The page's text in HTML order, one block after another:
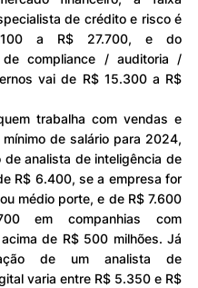
de crédito e risco é
a R$ 27.700, e do
de compliance / auditoria /
vai de R$ 15.300 a R$
de salário para 2024,
de analista de inteligência de
R$ 6.400, se a empresa for
médio porte, e de R$ 7.600
em companhias com
de R$ 500 milhões. Já
de um analista de
varia entre R$ 5.350 e R$